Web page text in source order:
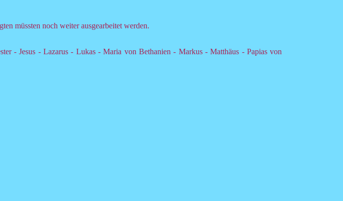
müssten noch weiter ausgearbeitet werden.
- Jesus - Lazarus - Lukas - Maria von Bethanien - Markus - Matthäus - Papias von